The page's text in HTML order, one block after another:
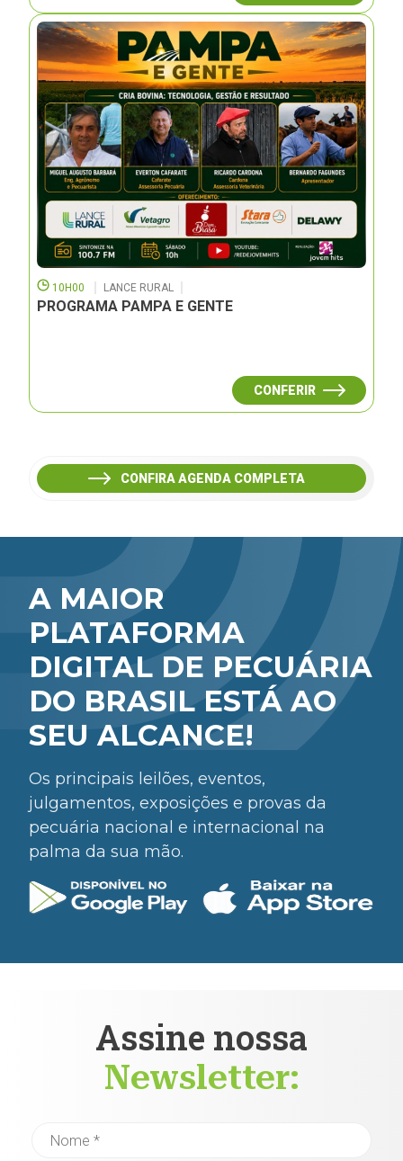
10H00 LANCE RURAL
PROGRAMA PAMPA E GENTE
CONFERIR
CONFIRA AGENDA COMPLETA
A MAIOR
PLATAFORMA
DIGITAL DE PECUÁRIA
DO BRASIL ESTÁ AO
SEU ALCANCE!
Os principais leilões, eventos,
julgamentos, exposições e provas da
pecuária nacional e internacional na
palma da sua mão.
Assine nossa
Newsletter: